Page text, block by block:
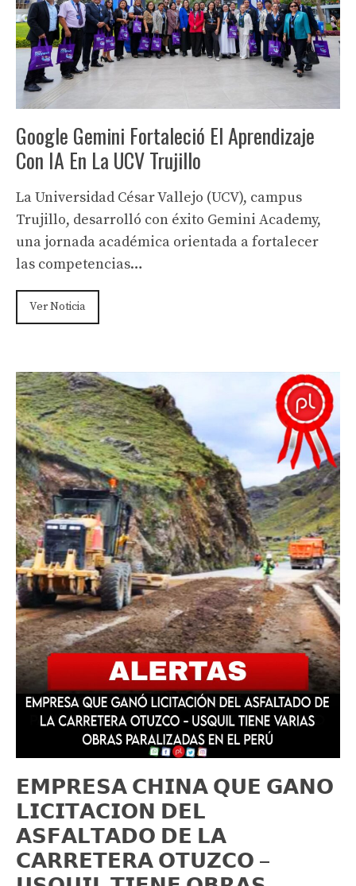
Google Gemini Fortaleció El Aprendizaje
Con IA En La UCV Trujillo
La Universidad César Vallejo (UCV), campus
Trujillo, desarrolló con éxito Gemini Academy,
una jornada académica orientada a fortalecer
las competencias…
Ver Noticia
𝗘𝗠𝗣𝗥𝗘𝗦𝗔 𝗖𝗛𝗜𝗡𝗔 𝗤𝗨𝗘 𝗚𝗔𝗡𝗢
𝗟𝗜𝗖𝗜𝗧𝗔𝗖𝗜𝗢𝗡 𝗗𝗘𝗟
𝗔𝗦𝗙𝗔𝗟𝗧𝗔𝗗𝗢 𝗗𝗘 𝗟𝗔
𝗖𝗔𝗥𝗥𝗘𝗧𝗘𝗥𝗔 𝗢𝗧𝗨𝗭𝗖𝗢 –